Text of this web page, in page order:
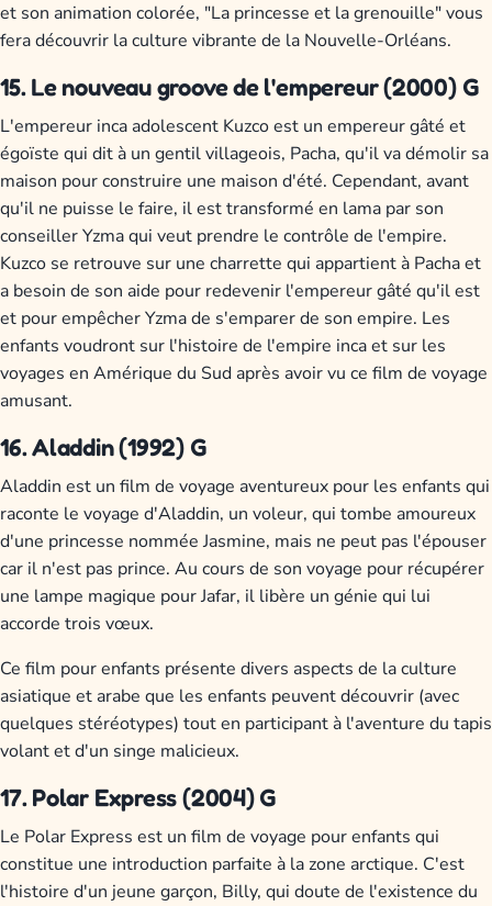
et son animation colorée, "La princesse et la grenouille" vous
fera découvrir la culture vibrante de la Nouvelle-Orléans.
15. Le nouveau groove de l'empereur (2000) G
L'empereur inca adolescent Kuzco est un empereur gâté et
égoïste qui dit à un gentil villageois, Pacha, qu'il va démolir sa
maison pour construire une maison d'été. Cependant, avant
qu'il ne puisse le faire, il est transformé en lama par son
conseiller Yzma qui veut prendre le contrôle de l'empire.
Kuzco se retrouve sur une charrette qui appartient à Pacha et
a besoin de son aide pour redevenir l'empereur gâté qu'il est
et pour empêcher Yzma de s'emparer de son empire. Les
enfants voudront sur l'histoire de l'empire inca et sur les
voyages en Amérique du Sud après avoir vu ce film de voyage
amusant.
16. Aladdin (1992) G
Aladdin est un film de voyage aventureux pour les enfants qui
raconte le voyage d'Aladdin, un voleur, qui tombe amoureux
d'une princesse nommée Jasmine, mais ne peut pas l'épouser
car il n'est pas prince. Au cours de son voyage pour récupérer
une lampe magique pour Jafar, il libère un génie qui lui
accorde trois vœux.
Ce film pour enfants présente divers aspects de la culture
asiatique et arabe que les enfants peuvent découvrir (avec
quelques stéréotypes) tout en participant à l'aventure du tapis
volant et d'un singe malicieux.
17. Polar Express (2004) G
Le Polar Express est un film de voyage pour enfants qui
constitue une introduction parfaite à la zone arctique. C'est
l'histoire d'un jeune garçon, Billy, qui doute de l'existence du